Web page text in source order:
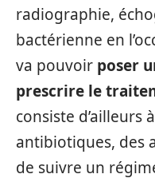
radiographie,
bactérienne en
va pouvoir poser
prescrire le
consiste d’ailleurs
antibiotiques, des
de suivre un